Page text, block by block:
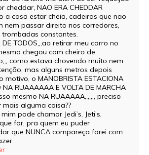
cheddar, NAO ERA CHEDDAR
a casa estar cheia, cadeiras que nao
nem passar direito nos corredores,
constantes.
DE TODOS,,,ao retirar meu carro no
chegou com cheiro de
como estava chovendo muito nem
mas alguns metros depois
motivo, o MANOBRISTA ESTACIONA
NA RUAAAAAA E VOLTA DE MARCHA
mesmo NA RUAAAAA,,,,,,, preciso
alguma coisa??
pode chamar Jedi’s, Jeti’s,
for, pra quem eu puder
que NUNCA compareça farei com